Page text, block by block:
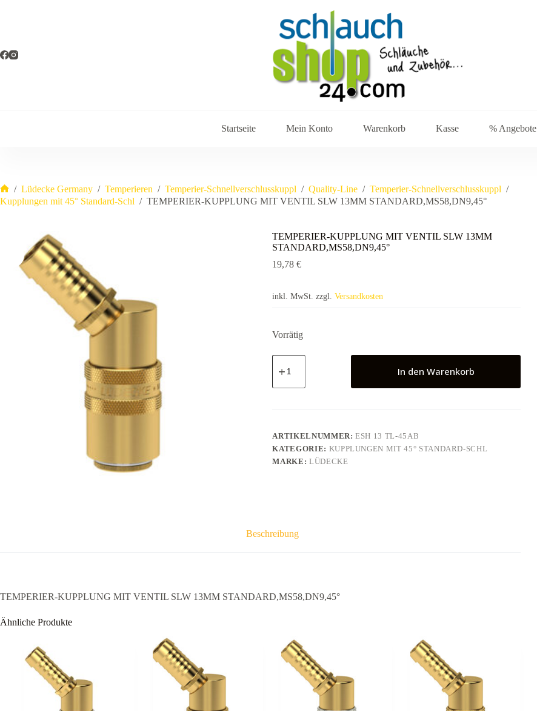
Startseite Mein Konto Warenkorb Kasse % Angebote
Start
/ Lüdecke Germany / Temperieren / Temperier-Schnellverschlusskuppl / Quality-Line / Temperier-Schnellverschlusskuppl /
Kupplungen mit 45° Standard-Schl / TEMPERIER-KUPPLUNG MIT VENTIL SLW 13MM STANDARD,MS58,DN9,45°
TEMPERIER-KUPPLUNG MIT VENTIL SLW 13MM
STANDARD,MS58,DN9,45°
19,78€
inkl. MwSt. zzgl.Versandkosten
Vorrätig
TEMPERIER-
KUPPLUNG
VENTIL
Menge
In den Warenkorb
ARTIKELNUMMER:ESH 13 TL-45AB
KATEGORIE: KUPPLUNGEN MIT 45° STANDARD-SCHL
MARKE: LÜDECKE
Beschreibung
TEMPERIER-KUPPLUNG MIT VENTIL SLW 13MM STANDARD,MS58,DN9,45°
Ähnliche Produkte